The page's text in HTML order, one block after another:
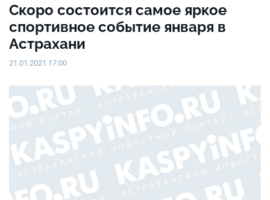
Скоро состоится самое яркое
спортивное событие января в
Астрахани
21.01.2021 17:00